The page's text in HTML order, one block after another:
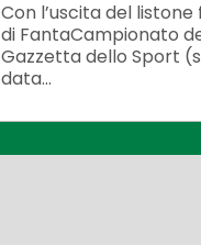
Con l’uscita del
di FantaCampionato
Gazzetta dello Sport
data...